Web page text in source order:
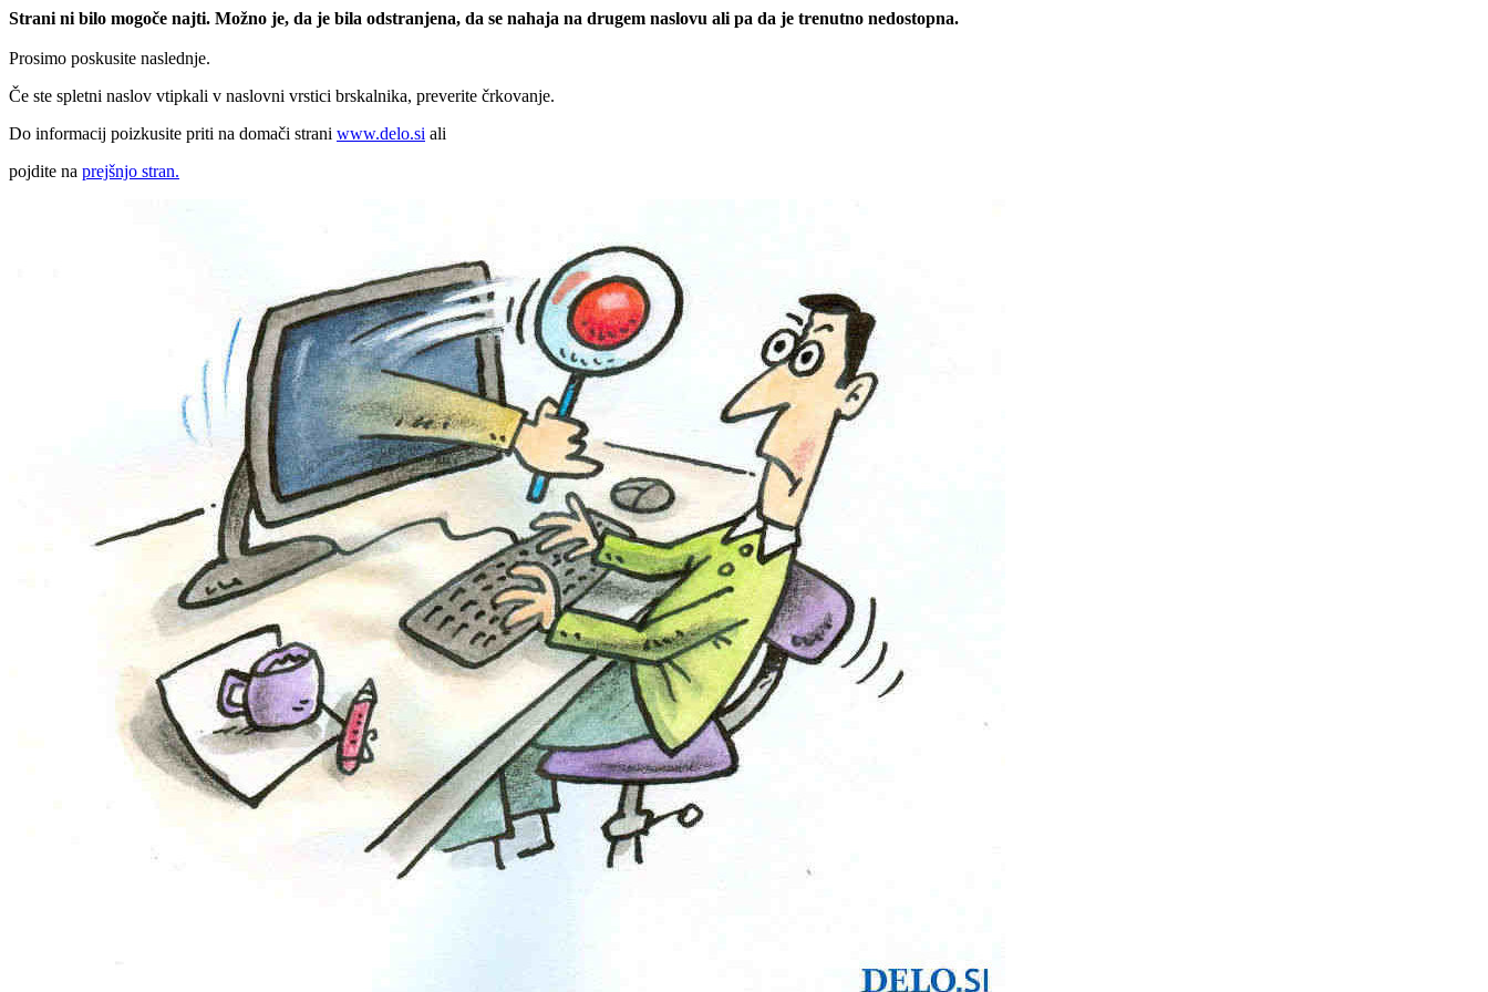
Strani ni bilo mogoče najti. Možno je, da je bila odstranjena, da se nahaja na drugem naslovu ali pa da je trenutno nedostopna.
Prosimo poskusite naslednje.
Če ste spletni naslov vtipkali v naslovni vrstici brskalnika, preverite črkovanje.
Do informacij poizkusite priti na domači strani www.delo.si ali
pojdite na prejšnjo stran.